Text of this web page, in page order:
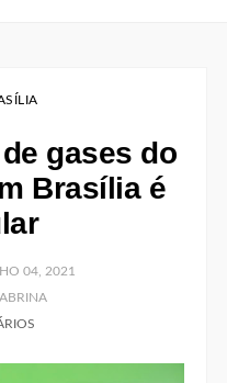
gases do
Brasília é
04, 2021